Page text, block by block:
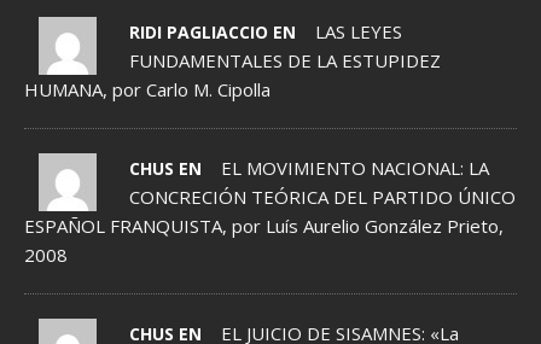
RIDI PAGLIACCIO EN
LAS LEYES
FUNDAMENTALES DE LA ESTUPIDEZ
HUMANA, por Carlo M. Cipolla
CHUS EN
EL MOVIMIENTO NACIONAL: LA
CONCRECIÓN TEÓRICA DEL PARTIDO ÚNICO
ESPAÑOL FRANQUISTA, por Luís Aurelio González Prieto,
2008
CHUS EN
EL JUICIO DE SISAMNES: «La